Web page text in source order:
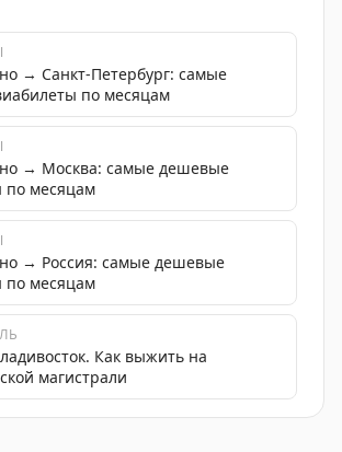
→ Санкт-Петербург: самые
по месяцам
→ Москва: самые дешевые
по месяцам
→ Россия: самые дешевые
по месяцам
Как выжить на
магистрали